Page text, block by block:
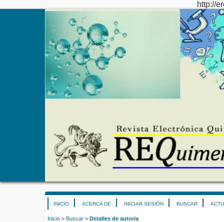
http://
INICIO ACERCA DE INICIAR SESIÓN BUSCAR
Inicio > Buscar > Detalles de autor/a